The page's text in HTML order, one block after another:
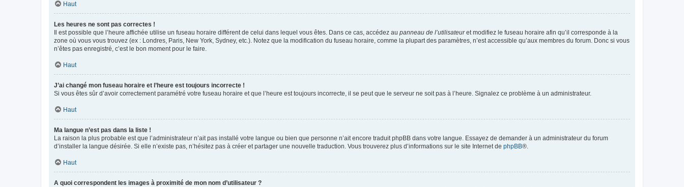
Haut
Les heures ne sont pas correctes !
Il est possible que l’heure affichée utilise un fuseau horaire différent de celui dans lequel vous êtes. Dans ce cas, accédez au panneau de l’utilisateuret modifiez le fuseau horaire afin qu’il corresponde à la
zone où vous vous trouvez (ex : Londres, Paris, New York, Sydney, etc.). Notez que la modification du fuseau horaire, comme la plupart des paramètres, n’est accessible qu’aux membres du forum. Donc si vous
n’êtes pas enregistré, c’est le bon moment pour le faire.
Haut
J’ai changé mon fuseau horaire et l’heure est toujours incorrecte !
Si vous êtes sûr d’avoir correctement paramétré votre fuseau horaire et que l’heure est toujours incorrecte, il se peut que le serveur ne soit pas à l’heure. Signalez ce problème à un administrateur.
Haut
Ma langue n’est pas dans la liste !
La raison la plus probable est que l’administrateur n’ait pas installé votre langue ou bien que personne n’ait encore traduit phpBB dans votre langue. Essayez de demander à un administrateur du forum
d’installer la langue désirée. Si elle n’existe pas, n’hésitez pas à créer et partager une nouvelle traduction. Vous trouverez plus d’informations sur le site Internet de phpBB®.
Haut
A quoi correspondent les images à proximité de mon nom d’utilisateur ?